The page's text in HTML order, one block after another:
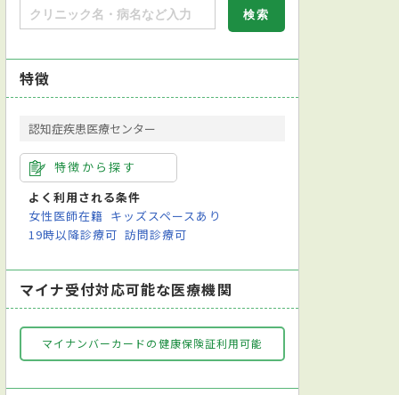
特徴
認知症疾患医療センター
特徴から探す
よく利用される条件
女性医師在籍 キッズスペースあり
19時以降診療可 訪問診療可
マイナ受付対応可能な医療機関
マイナンバーカードの健康保険証利用可能